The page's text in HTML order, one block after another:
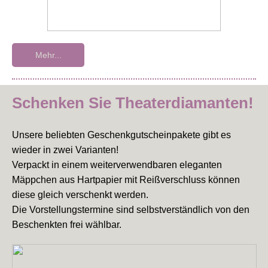
Mehr...
Schenken Sie Theaterdiamanten!
Unsere beliebten Geschenkgutscheinpakete gibt es
wieder in zwei Varianten!
Verpackt in einem weiterverwendbaren eleganten
Mäppchen aus Hartpapier mit Reißverschluss können
diese gleich verschenkt werden.
Die Vorstellungstermine sind selbstverständlich von den
Beschenkten frei wählbar.